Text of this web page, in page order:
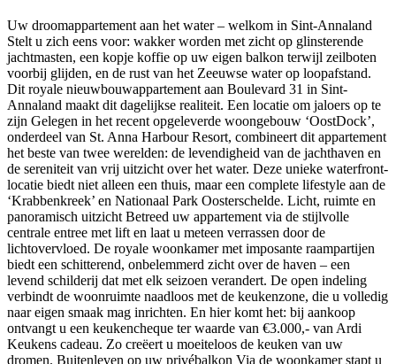
Uw droomappartement aan het water – welkom in Sint-Annaland
Stelt u zich eens voor: wakker worden met zicht op glinsterende
jachtmasten, een kopje koffie op uw eigen balkon terwijl zeilboten
voorbij glijden, en de rust van het Zeeuwse water op loopafstand.
Dit royale nieuwbouwappartement aan Boulevard 31 in Sint-
Annaland maakt dit dagelijkse realiteit. Een locatie om jaloers op te
zijn Gelegen in het recent opgeleverde woongebouw ‘OostDock’,
onderdeel van St. Anna Harbour Resort, combineert dit appartement
het beste van twee werelden: de levendigheid van de jachthaven en
de sereniteit van vrij uitzicht over het water. Deze unieke waterfront-
locatie biedt niet alleen een thuis, maar een complete lifestyle aan de
‘Krabbenkreek’ en Nationaal Park Oosterschelde. Licht, ruimte en
panoramisch uitzicht Betreed uw appartement via de stijlvolle
centrale entree met lift en laat u meteen verrassen door de
lichtovervloed. De royale woonkamer met imposante raampartijen
biedt een schitterend, onbelemmerd zicht over de haven – een
levend schilderij dat met elk seizoen verandert. De open indeling
verbindt de woonruimte naadloos met de keukenzone, die u volledig
naar eigen smaak mag inrichten. En hier komt het: bij aankoop
ontvangt u een keukencheque ter waarde van €3.000,- van Ardi
Keukens cadeau. Zo creëert u moeiteloos de keuken van uw
dromen. Buitenleven op uw privébalkon Via de woonkamer stapt u